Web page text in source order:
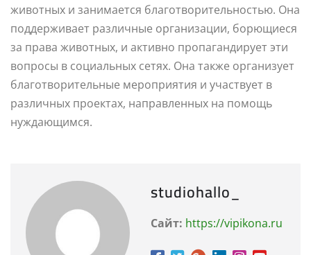
животных и занимается благотворительностью. Она
поддерживает различные организации, борющиеся
за права животных, и активно пропагандирует эти
вопросы в социальных сетях. Она также организует
благотворительные мероприятия и участвует в
различных проектах, направленных на помощь
нуждающимся.
studiohallo_
Сайт: https://vipikona.ru